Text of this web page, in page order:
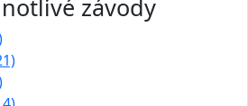
závody